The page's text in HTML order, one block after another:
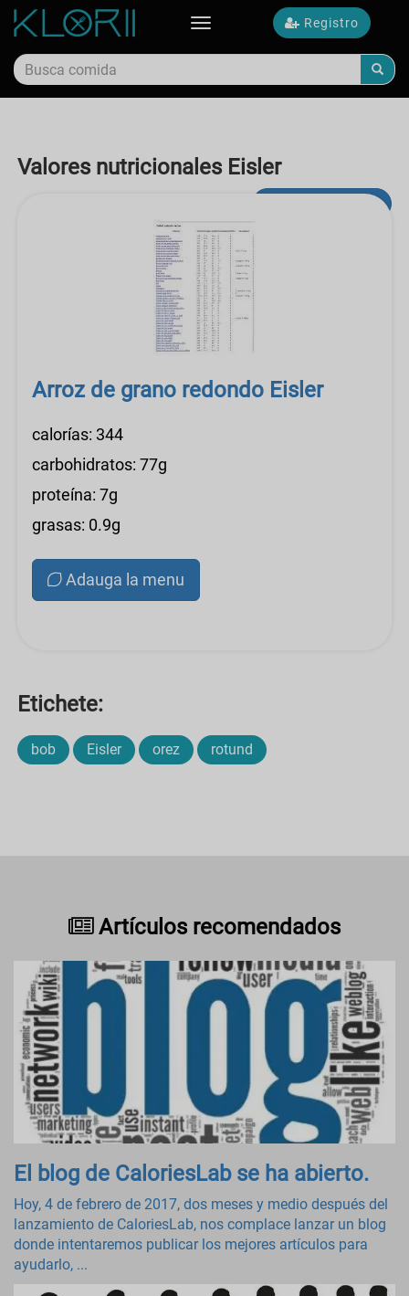
Registro
Toggle
Valores nutricionales Eisler
Arroz de grano redondo Eisler
calorías: 344
carbohidratos: 77g
proteína: 7g
grasas: 0.9g
Adauga la menu
Etichete:
bob Eisler orez rotund
Artículos recomendados
El blog de CaloriesLab se ha abierto.
Hoy, 4 de febrero de 2017, dos meses y medio después del
lanzamiento de CaloriesLab, nos complace lanzar un blog
donde intentaremos publicar los mejores artículos para
ayudarlo, ...